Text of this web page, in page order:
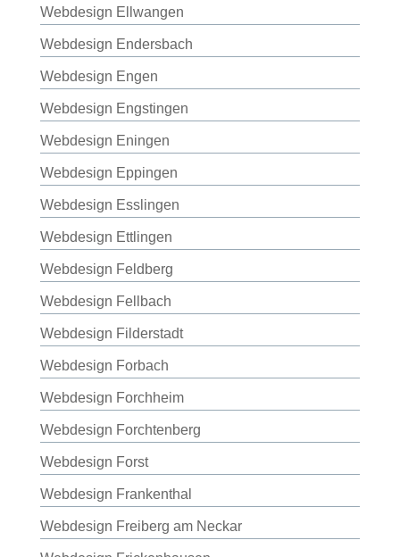
Webdesign Ellwangen
Webdesign Endersbach
Webdesign Engen
Webdesign Engstingen
Webdesign Eningen
Webdesign Eppingen
Webdesign Esslingen
Webdesign Ettlingen
Webdesign Feldberg
Webdesign Fellbach
Webdesign Filderstadt
Webdesign Forbach
Webdesign Forchheim
Webdesign Forchtenberg
Webdesign Forst
Webdesign Frankenthal
Webdesign Freiberg am Neckar